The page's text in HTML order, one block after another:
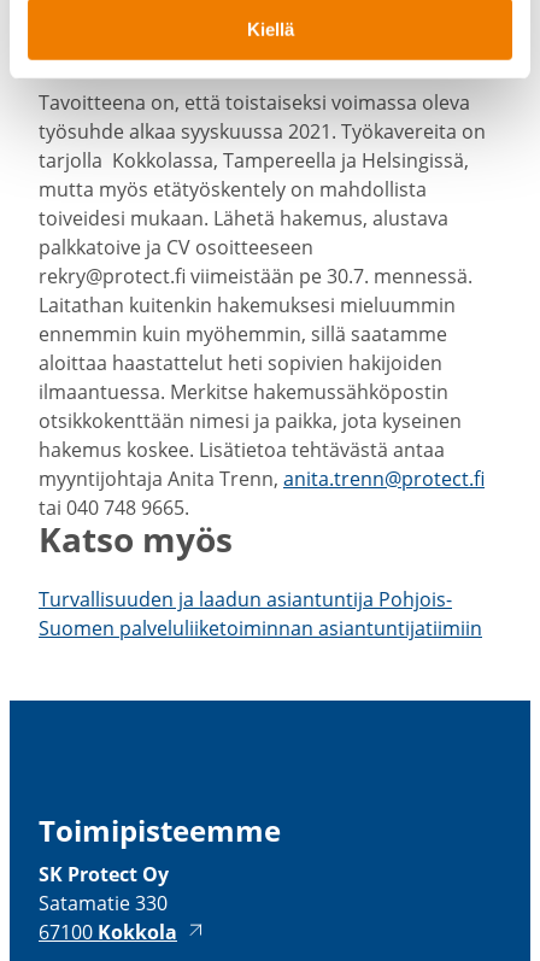
Kiellä
Hae työpaikkaa
Tavoit­teena on, että toistai­seksi voimassa oleva
työsuhde alkaa syyskuussa 2021. Työka­ve­reita on
tarjolla Kokko­lassa, Tampe­reella ja Helsin­gissä,
mutta myös etätyös­kentely on mahdol­lista
toiveidesi mukaan. Lähetä hakemus, alustava
palkka­toive ja CV osoit­teeseen
rekry@protect.fi viimeistään pe 30.7. mennessä.
Laitathan kuitenkin hakemuksesi mieluummin
ennemmin kuin myöhemmin, sillä saatamme
aloittaa haastat­telut heti sopivien hakijoiden
ilmaan­tuessa. Merkitse hakemus­säh­kö­postin
otsik­ko­kenttään nimesi ja paikka, jota kyseinen
hakemus koskee. Lisätietoa tehtä­västä antaa
myynti­johtaja Anita Trenn, anita.trenn@protect.fi
tai 040 748 9665.
Katso myös
Turval­li­suuden ja laadun asian­tuntija Pohjois-​
Suomen palve­lu­lii­ke­toi­minnan asian­tun­ti­ja­tiimiin
Toimi­pis­teemme
SK Protect Oy
Satamatie 330
67100 Kokkola